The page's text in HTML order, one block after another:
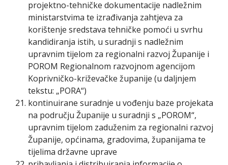
projektno-tehničke dokumentacije nadležnim
ministarstvima te izrađivanja zahtjeva za
korištenje sredstava tehničke pomoći u svrhu
kandidiranja istih, u suradnji s nadležnim
upravnim tijelom za regionalni razvoj Županije i
POROM Regionalnom razvojnom agencijom
Koprivničko-križevačke županije (u daljnjem
tekstu: „PORA“)
kontinuirane suradnje u vođenju baze projekata
na području Županije u suradnji s „POROM“,
upravnim tijelom zaduženim za regionalni razvoj
Županije, općinama, gradovima, županijama te
tijelima državne uprave